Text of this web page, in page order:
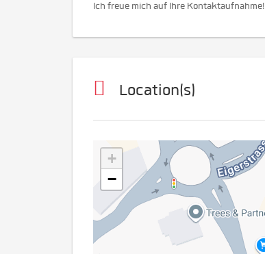
Ich freue mich auf Ihre Kontaktaufnahme!
Location(s)
+
−